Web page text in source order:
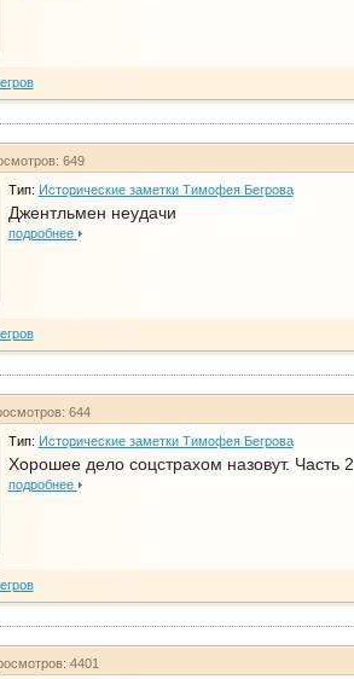
649
Тип: Исторические заметки Тимофея Бегрова
Джентльмен неудачи
подробнее
644
Тип: Исторические заметки Тимофея Бегрова
Хорошее дело соцстрахом назовут. Часть 2
подробнее
4401